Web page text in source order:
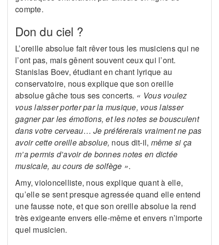
compte.
Don du ciel ?
L’oreille absolue fait rêver tous les musiciens qui ne
l’ont pas, mais gênent souvent ceux qui l’ont.
Stanislas Boev, étudiant en chant lyrique au
conservatoire, nous explique que son oreille
absolue gâche tous ses concerts. « Vous voulez
vous laisser porter par la musique, vous laisser
gagner par les émotions, et les notes se bousculent
dans votre cerveau… Je préférerais vraiment ne pas
avoir cette oreille absolue, nous dit-il, même si ça
m’a permis d’avoir de bonnes notes en dictée
musicale, au cours de solfège ».
Amy, violoncelliste, nous explique quant à elle,
qu’elle se sent presque agressée quand elle entend
une fausse note, et que son oreille absolue la rend
très exigeante envers elle-même et envers n’importe
quel musicien.